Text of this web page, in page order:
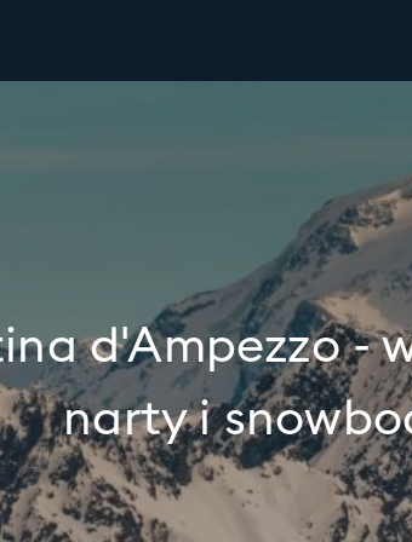
d'Ampezzo -
narty i